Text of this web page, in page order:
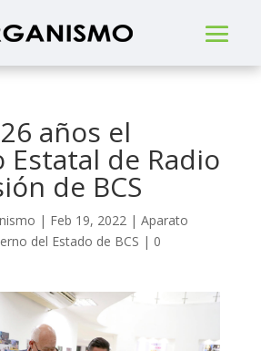
años el
de Radio
de BCS
| Feb 19, 2022| Aparato
del Estado de BCS | 0